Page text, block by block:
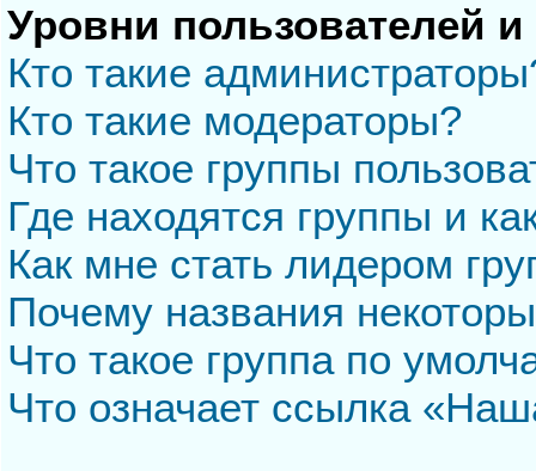
Уровни пользователей
Кто такие
Кто такие модераторы?
Что такое группы
Где находятся группы и
Как мне стать лидером
Почему названия
Что такое группа по
Что означает ссылка